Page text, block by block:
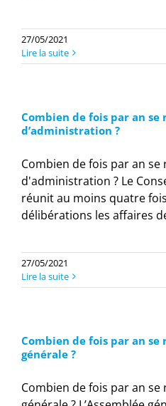
27/05/2021
Lire la suite
Combien de fois par an se
d’administration ?
Combien de fois par an se
d'administration ? Le
réunit au moins quatre
délibérations les affaires
27/05/2021
Lire la suite
Combien de fois par an se
générale ?
Combien de fois par an